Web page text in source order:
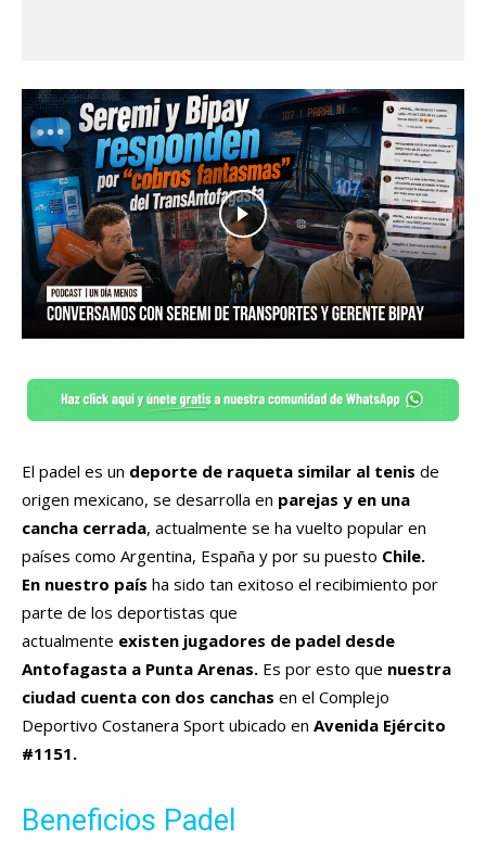
El padel es un deporte de raqueta similar al tenis de
origen mexicano, se desarrolla en parejas y en una
cancha cerrada, actualmente se ha vuelto popular en
países como Argentina, España y por su puesto Chile.
En nuestro país ha sido tan exitoso el recibimiento por
parte de los deportistas que
actualmente existen jugadores de padel desde
Antofagasta a Punta Arenas. Es por esto que nuestra
ciudad cuenta con dos canchas en el Complejo
Deportivo Costanera Sport ubicado en Avenida Ejército
#1151.
Beneficios Padel